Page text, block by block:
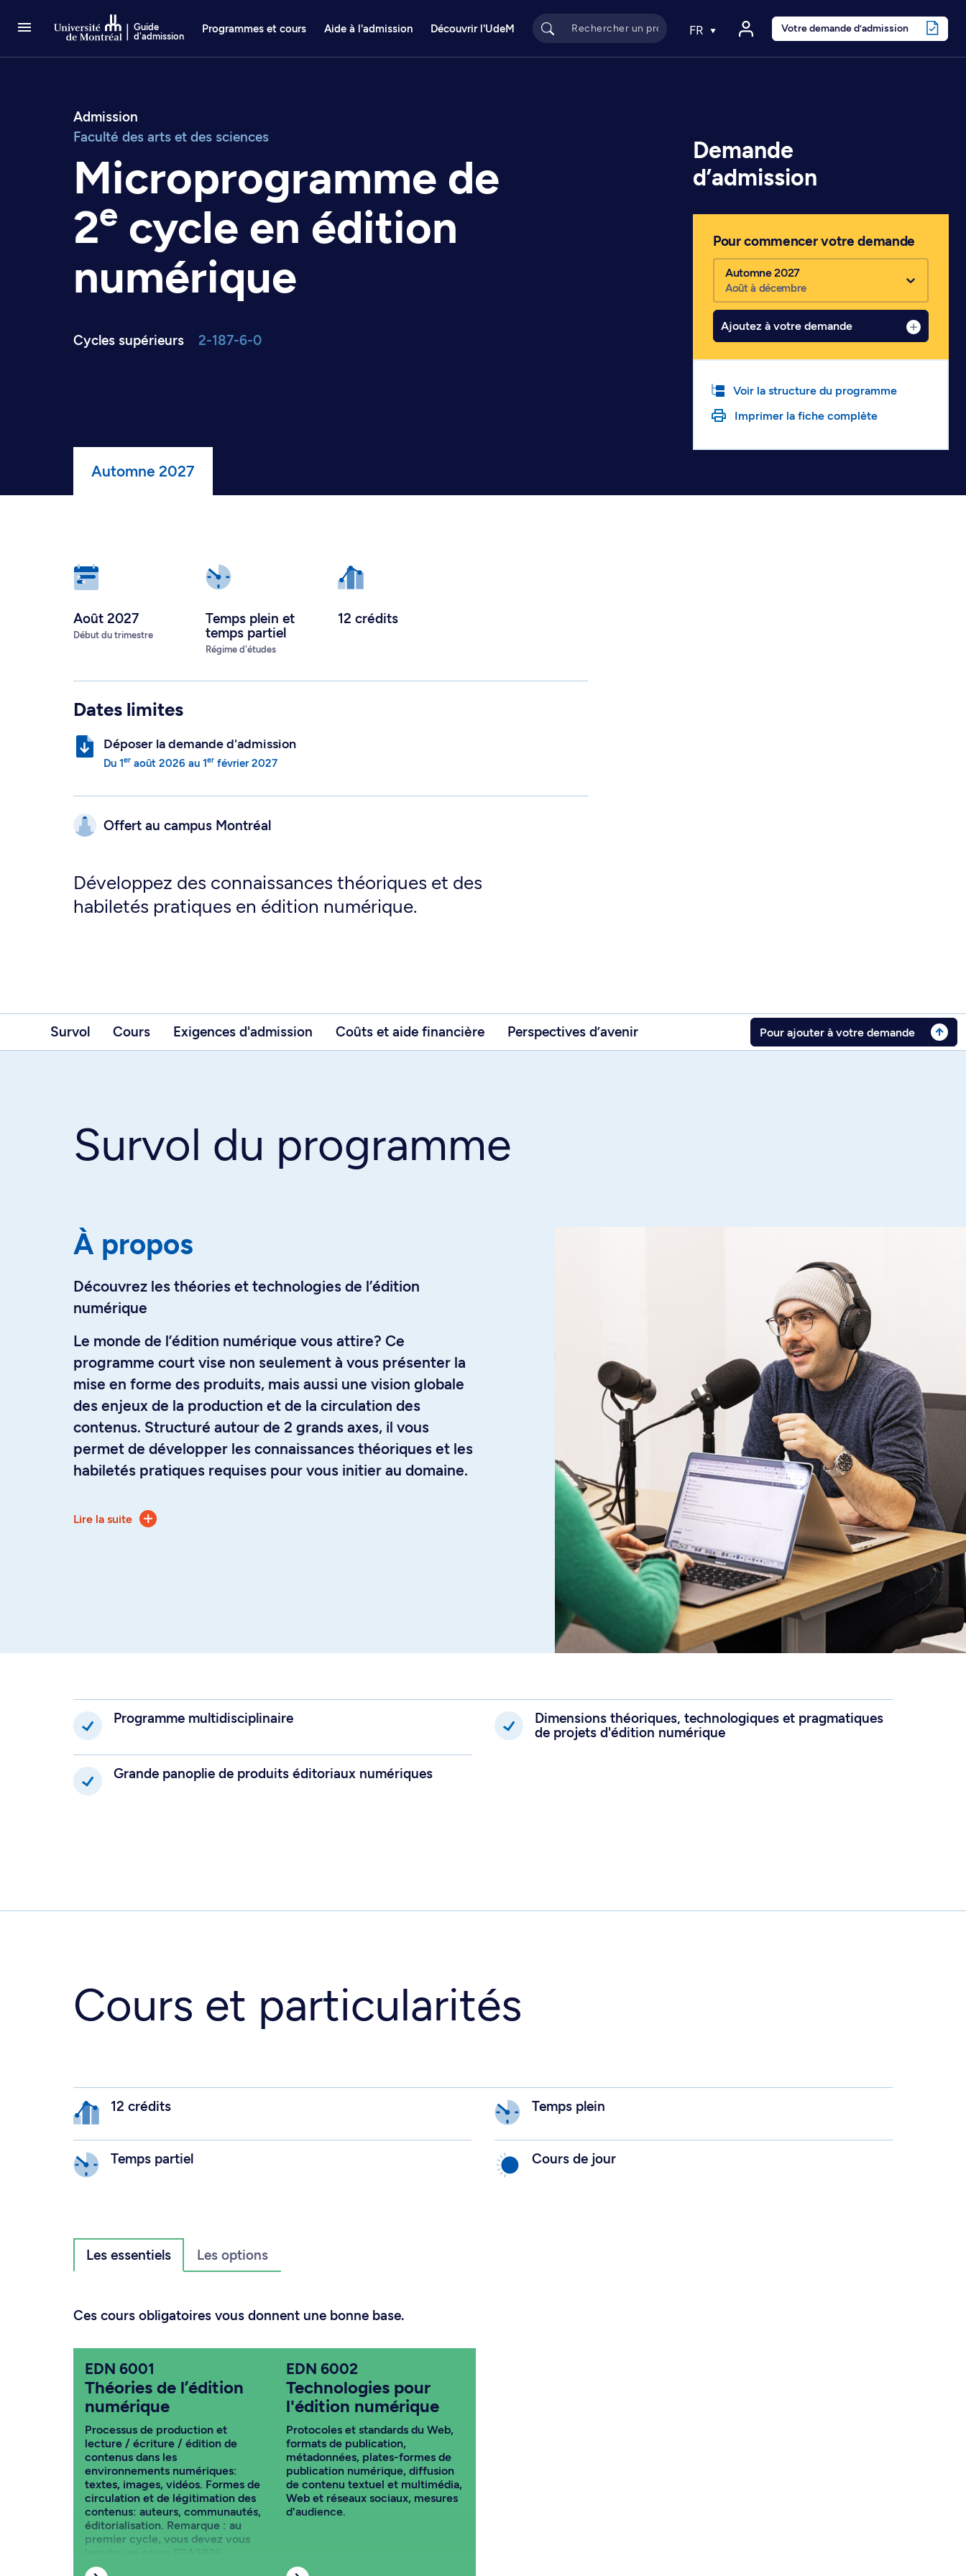
Guide
d'admission
Programmes et cours Aide à l'admission Découvrir l'UdeM FR Votre demande d’admission
Admission
Faculté des arts et des sciences
Microprogramme de
2e cycle en édition
numérique
Cycles supérieurs 2-187-6-0
Automne 2027
Août 2027
Début du trimestre
Temps plein et
temps partiel
Régime d'études
12 crédits
Dates limites
Déposer la demande d'admission
Du 1er août 2026 au 1er février 2027
Offert au campus Montréal
Développez des connaissances théoriques et des
habiletés pratiques en édition numérique.
Demande
d’admission
Pour commencer votre demande
Automne 2027
Août à décembre
Ajoutez à votre demande
Voir la structure du programme
Imprimer la fiche complète
Survol Cours Exigences d'admission Coûts et aide financière Perspectives d’avenir Pour ajouter à votre demande
Survol du programme
À propos
Découvrez les théories et technologies de l’édition
numérique
Le monde de l’édition numérique vous attire? Ce
programme court vise non seulement à vous présenter la
mise en forme des produits, mais aussi une vision globale
des enjeux de la production et de la circulation des
contenus. Structuré autour de 2 grands axes, il vous
permet de développer les connaissances théoriques et les
habiletés pratiques requises pour vous initier au domaine.
théoriques de l'édition imprimée et numérique, ainsi qu'une
et des produits, les plates-formes et les métadonnées.
Expliquer l'environnement global dans lequel se fait
l'édition numérique (historique, social, économique,
littéraire, artistique, scientifique, technologique et
juridique)
Décrire les différentes pratiques éditoriales et les
Lire la suite
Programme multidisciplinaire
Dimensions théoriques, technologiques et pragmatiques
de projets d'édition numérique
Grande panoplie de produits éditoriaux numériques
Cours et particularités
12 crédits Temps plein
Temps partiel Cours de jour
Les essentiels Les options
Ces cours obligatoires vous donnent une bonne base.
EDN 6001
Théories de l’édition
numérique
Processus de production et
lecture / écriture / édition de
contenus dans les
environnements numériques:
textes, images, vidéos. Formes de
circulation et de légitimation des
contenus: auteurs, communautés,
éditorialisation. Remarque : au
premier cycle, vous devez vous
EDN 6002
Technologies pour
l'édition numérique
Protocoles et standards du Web,
formats de publication,
métadonnées, plates-formes de
publication numérique, diffusion
de contenu textuel et multimédia,
Web et réseaux sociaux, mesures
d'audience.